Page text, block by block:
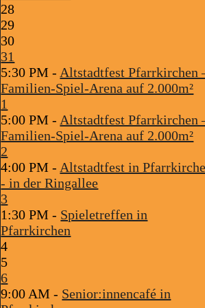
28
29
30
31
5:30 PM - Altstadtfest Pfarrkirchen
Familien-Spiel-Arena auf 2.000m²
1
5:00 PM - Altstadtfest Pfarrkirchen
Familien-Spiel-Arena auf 2.000m²
2
4:00 PM - Altstadtfest in
- in der Ringallee
3
1:30 PM - Spieletreffen in
Pfarrkirchen
4
5
6
9:00 AM - Senior:innencafé in